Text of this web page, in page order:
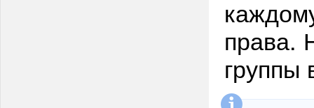
права.
группы